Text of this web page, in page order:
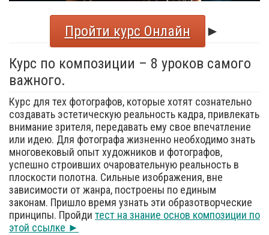
Пройти курс Онлайн
►
Курс по композиции – 8 уроков самого
важного.
Курс для тех фотографов, которые хотят сознательно
создавать эстетическую реальность кадра, привлекать
внимание зрителя, передавать ему свое впечатление
или идею. Для фотографа жизненно необходимо знать
многовековый опыт художников и фотографов,
успешно строивших очаровательную реальность в
плоскости полотна. Сильные изображения, вне
зависимости от жанра, построены по единым
законам. Пришло время узнать эти образотворческие
принципы. Пройди тест на знание основ композиции по
этой ссылке ►